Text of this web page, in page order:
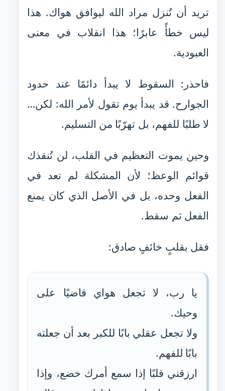
تريد أن تُنزل مراد الله ليوافق هواك. هذا
ليس خطأً عابرًا؛ هذا انقلاب في معنى
العبودية.
فاحذر: السقوط لا يبدأ دائمًا عند حدود
الجوارح. قد يبدأ يوم تقول لأمر الله: لكن…
لا طلبًا للفهم، بل تهرّبًا من التسليم.
وحين يموت التعظيم في القلب، لن تُنقذك
قوائم الوعظ؛ لأن المشكلة لم تعد في
الفعل وحده، بل في الأصل الذي كان يمنع
الفعل ثم سقط.
فقل بقلبٍ خائفٍ صادق:
يا رب، لا تجعل هواي قاضيًا على
وحيك.
ولا تجعل عقلي بابًا للكبر بعد أن جعلته
بابًا للفهم.
ارزقني قلبًا إذا سمع أمرك خضع، وإذا